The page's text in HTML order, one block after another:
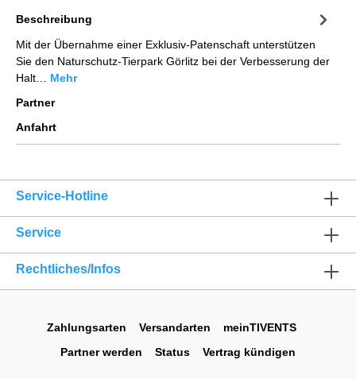
Beschreibung
Mit der Übernahme einer Exklusiv-Patenschaft unterstützen
Sie den Naturschutz-Tierpark Görlitz bei der Verbesserung der
Halt… Mehr
Partner
Anfahrt
Service-Hotline
Service
Rechtliches/Infos
Zahlungsarten Versandarten
meinTIVENTS
Partner werden
Status Vertrag kündigen